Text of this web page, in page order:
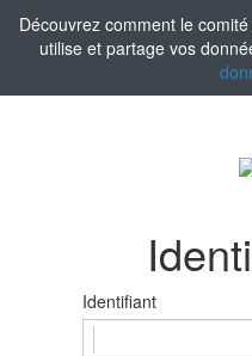
Découvrez comment le
utilise et partage vos
Identifiant